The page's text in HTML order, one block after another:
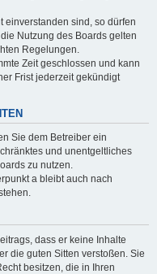
einverstanden sind, so dürfen
Nutzung des Boards gelten
Regelungen.
Zeit geschlossen und kann
Frist jederzeit gekündigt
Sie dem Betreiber ein
und unentgeltliches
zu nutzen.
a bleibt auch nach
dass er keine Inhalte
die guten Sitten verstoßen. Sie
besitzen, die in Ihren